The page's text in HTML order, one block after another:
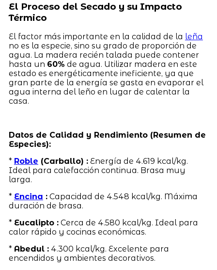
El Proceso del Secado y su Impacto
Térmico
El factor más importante en la calidad de la leña
no es la especie, sino su grado de proporción de
agua. La madera recién talada puede contener
hasta un 60% de agua. Utilizar madera en este
estado es energéticamente ineficiente, ya que
gran parte de la energía se gasta en evaporar el
agua interna del leño en lugar de calentar la
casa.
Datos de Calidad y Rendimiento (Resumen de
Especies):
* Roble (Carballo) :Energía de 4.619 kcal/kg.
Ideal para calefacción continua. Brasa muy
larga.
* Encina :Capacidad de 4.548 kcal/kg. Máxima
duración de brasa.
* Eucalipto :Cerca de 4.580 kcal/kg. Ideal para
calor rápido y cocinas económicas.
* Abedul :4.300 kcal/kg. Excelente para
encendidos y ambientes decorativos.